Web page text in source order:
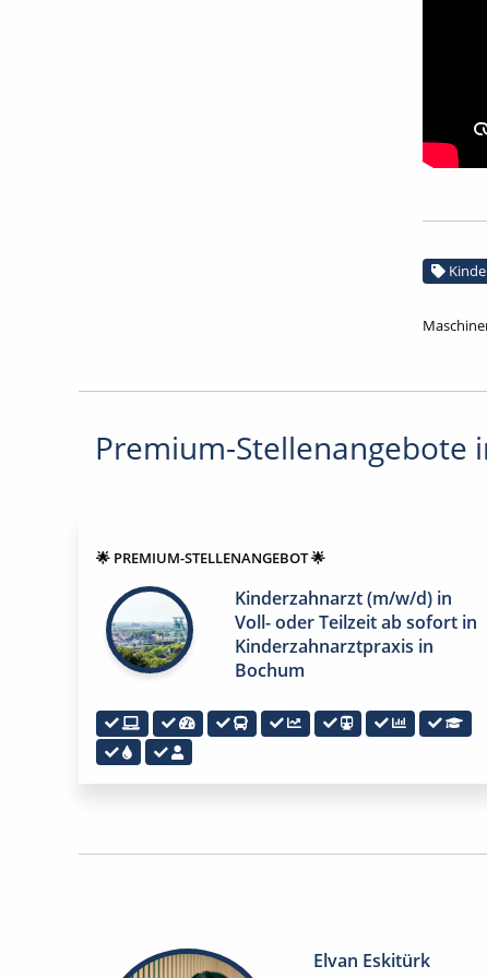
Premium-Stellenangebote
🌟 PREMIUM-STELLENANGEBOT 🌟
Kinderzahnarzt (m/w/d) in
Voll- oder Teilzeit ab sofort in
Kinderzahnarztpraxis in
Bochum
Elvan Eskitürk